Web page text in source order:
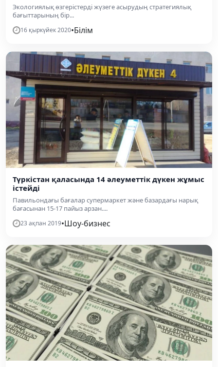
Экологиялық өзгерістерді жүзеге асырудың стратегиялық
бағыттарының бір...
16 қыркүйек 2020•Білім
Түркістан қаласында 14 әлеуметтік дүкен жұмыс
істейді
Павильондағы бағалар супермаркет және базардағы нарық
бағасынан 15-17 пайыз арзан....
23 ақпан 2019•Шоу-бизнес